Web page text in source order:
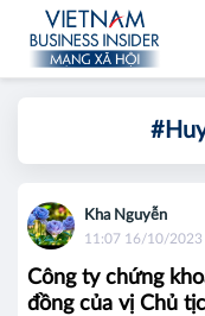
Kha Nguyễn
11:07 16/10/2023
Công ty chứng
đồng của vị Chủ